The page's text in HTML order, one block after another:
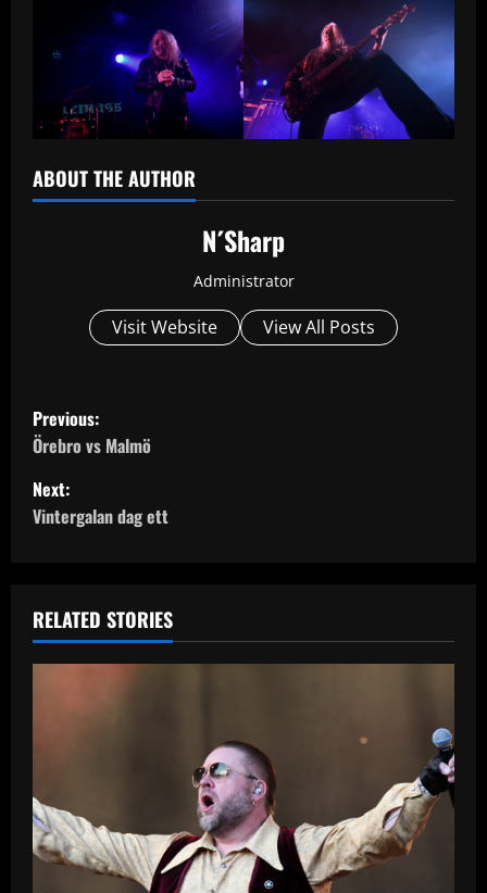
ABOUT THE AUTHOR
N´Sharp
Administrator
Visit Website View All Posts
P
o
s
a
a
t
Previous:
Örebro vs Malmö
Next:
Vintergalan dag ett
RELATED STORIES